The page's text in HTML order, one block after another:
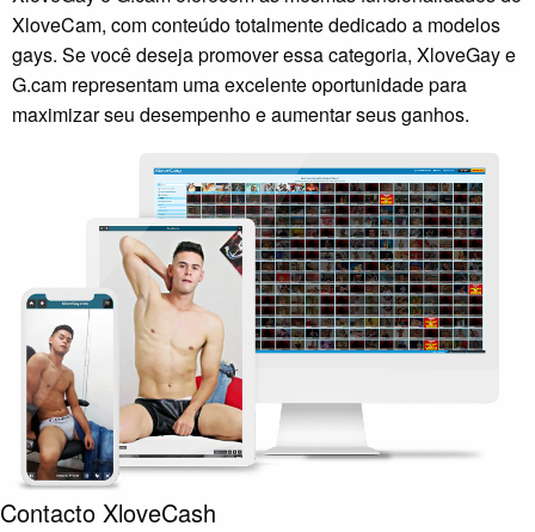
XloveCam, com conteúdo totalmente dedicado a modelos
gays. Se você deseja promover essa categoria, XloveGay e
G.cam representam uma excelente oportunidade para
maximizar seu desempenho e aumentar seus ganhos.
Contacto XloveCash